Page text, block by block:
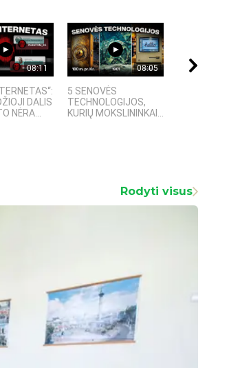
08:11
DALIS
NĖRA...
08:05
5 SENOVĖS
TECHNOLOGIJOS,
KURIŲ MOKSLININKAI...
Rodyti visus